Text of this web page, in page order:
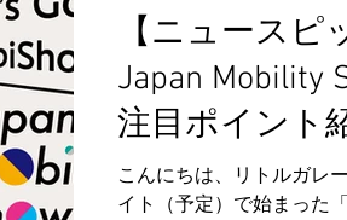
【ニュースピ
Japan Mobility
注目ポイント
こんにちは、リトルガレ
イト（予定）で始まった